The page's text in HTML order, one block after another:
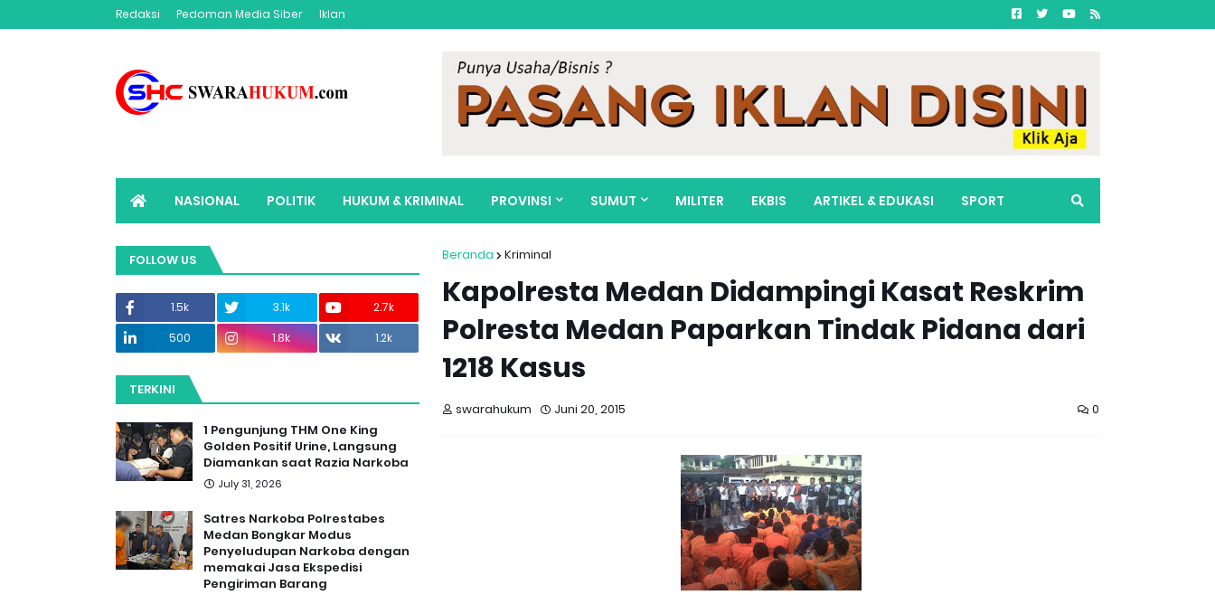
Redaksi Pedoman Media Siber Iklan
NASIONAL POLITIK HUKUM & KRIMINAL PROVINSI SUMUT MILITER EKBIS ARTIKEL & EDUKASI SPORT
ADVERTORIAL Beranda Kriminal
Kapolresta Medan Didampingi Kasat Reskrim
Polresta Medan Paparkan Tindak Pidana dari
1218 Kasus
swarahukum Juni 20, 2015 0
FOLLOW US
1.5k 3.1k
2.7k
500
1.8k 1.2k
TERKINI
1 Pengunjung THM One King
Golden Positif Urine, Langsung
Diamankan saat Razia Narkoba
July 31, 2026
Satres Narkoba Polrestabes
Medan Bongkar Modus
Penyeludupan Narkoba dengan
memakai Jasa Ekspedisi
Pengiriman Barang